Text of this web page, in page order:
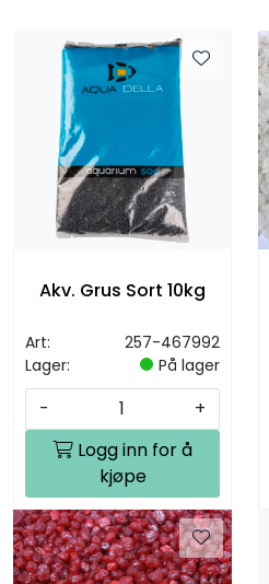
Akv. Grus Sort 10kg
Art:
257-467992
Lager:
På lager
-
+
Logg inn for å
kjøpe